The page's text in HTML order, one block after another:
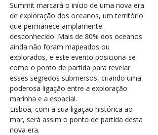
Summit marcará o início de uma nova era
de exploração dos oceanos, um território
que permanece amplamente
desconhecido. Mais de 80% dos oceanos
ainda não foram mapeados ou
explorados, e este evento posiciona-se
como o ponto de partida para revelar
esses segredos submersos, criando uma
poderosa ligação entre a exploração
marinha e a espacial.
Lisboa, com a sua ligação histórica ao
mar, será assim o ponto de partida desta
nova era.